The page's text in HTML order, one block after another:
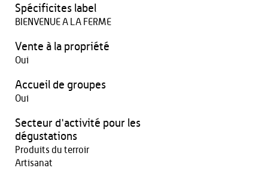
Spécificites label
BIENVENUE A LA FERME
Vente à la propriété
Oui
Accueil de groupes
Oui
Secteur d'activité pour les
dégustations
Produits du terroir
Artisanat